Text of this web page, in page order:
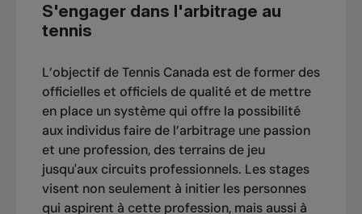
S'engager dans l'arbitrage au
tennis
L’objectif de Tennis Canada est de former des
officielles et officiels de qualité et de mettre
en place un système qui offre la possibilité
aux individus faire de l’arbitrage une passion
et une profession, des terrains de jeu
jusqu'aux circuits professionnels. Les stages
visent non seulement à initier les personnes
qui aspirent à cette profession, mais aussi à